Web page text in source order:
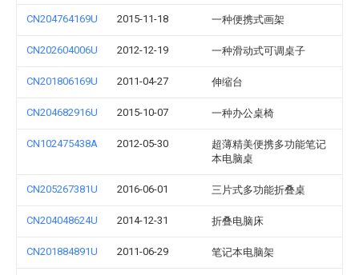
CN204764169U 2015-11-18 一种便携式画架
CN202604006U 2012-12-19 一种滑动式可调桌子
CN201806169U 2011-04-27 伸缩台
CN204682916U 2015-10-07 一种办公桌椅
CN102475438A 2012-05-30
超薄精美便携多功能笔记
本电脑桌
CN205267381U 2016-06-01 三片式多功能折叠桌
CN204048624U 2014-12-31 折叠电脑床
CN201884891U 2011-06-29 笔记本电脑架